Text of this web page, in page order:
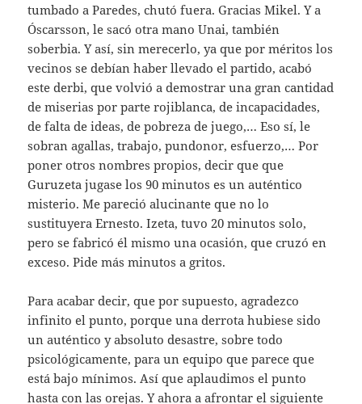
tumbado a Paredes, chutó fuera. Gracias Mikel. Y a
Óscarsson, le sacó otra mano Unai, también
soberbia. Y así, sin merecerlo, ya que por méritos los
vecinos se debían haber llevado el partido, acabó
este derbi, que volvió a demostrar una gran cantidad
de miserias por parte rojiblanca, de incapacidades,
de falta de ideas, de pobreza de juego,… Eso sí, le
sobran agallas, trabajo, pundonor, esfuerzo,… Por
poner otros nombres propios, decir que que
Guruzeta jugase los 90 minutos es un auténtico
misterio. Me pareció alucinante que no lo
sustituyera Ernesto. Izeta, tuvo 20 minutos solo,
pero se fabricó él mismo una ocasión, que cruzó en
exceso. Pide más minutos a gritos.
Para acabar decir, que por supuesto, agradezco
infinito el punto, porque una derrota hubiese sido
un auténtico y absoluto desastre, sobre todo
psicológicamente, para un equipo que parece que
está bajo mínimos. Así que aplaudimos el punto
hasta con las orejas. Y ahora a afrontar el siguiente